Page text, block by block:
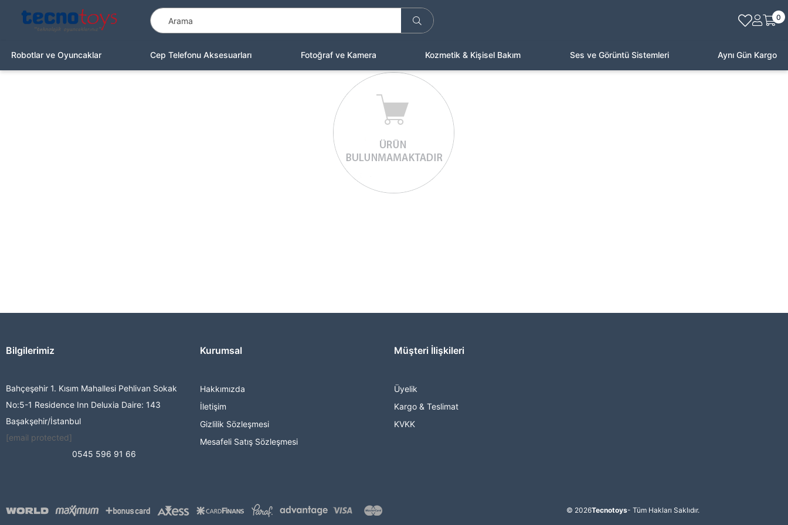
0
Robotlar ve Oyuncaklar Cep Telefonu Aksesuarları Fotoğraf ve Kamera Kozmetik & Kişisel Bakım Ses ve Görüntü Sistemleri Aynı Gün Kargo
Bilgilerimiz
Bahçeşehir 1. Kısım Mahallesi Pehlivan Sokak
No:5-1 Residence Inn Deluxia Daire: 143
Başakşehir/İstanbul
[email protected]
0545 596 91 66
Kurumsal
Hakkımızda
İletişim
Gizlilik Sözleşmesi
Mesafeli Satış Sözleşmesi
Müşteri İlişkileri
Üyelik
Kargo & Teslimat
KVKK
© 2026Tecnotoys- Tüm Hakları Saklıdır.